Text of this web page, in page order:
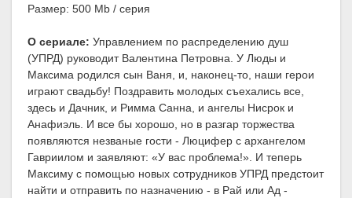
Размер: 500 Mb / серия
О сериале: Управлением по распределению душ
(УПРД) руководит Валентина Петровна. У Люды и
Максима родился сын Ваня, и, наконец-то, наши герои
играют свадьбу! Поздравить молодых съехались все,
здесь и Дачник, и Римма Санна, и ангелы Нисрок и
Анафиэль. И все бы хорошо, но в разгар торжества
появляются незваные гости - Люцифер с архангелом
Гавриилом и заявляют: «У вас проблема!». И теперь
Максиму с помощью новых сотрудников УПРД предстоит
найти и отправить по назначению - в Рай или Ад -